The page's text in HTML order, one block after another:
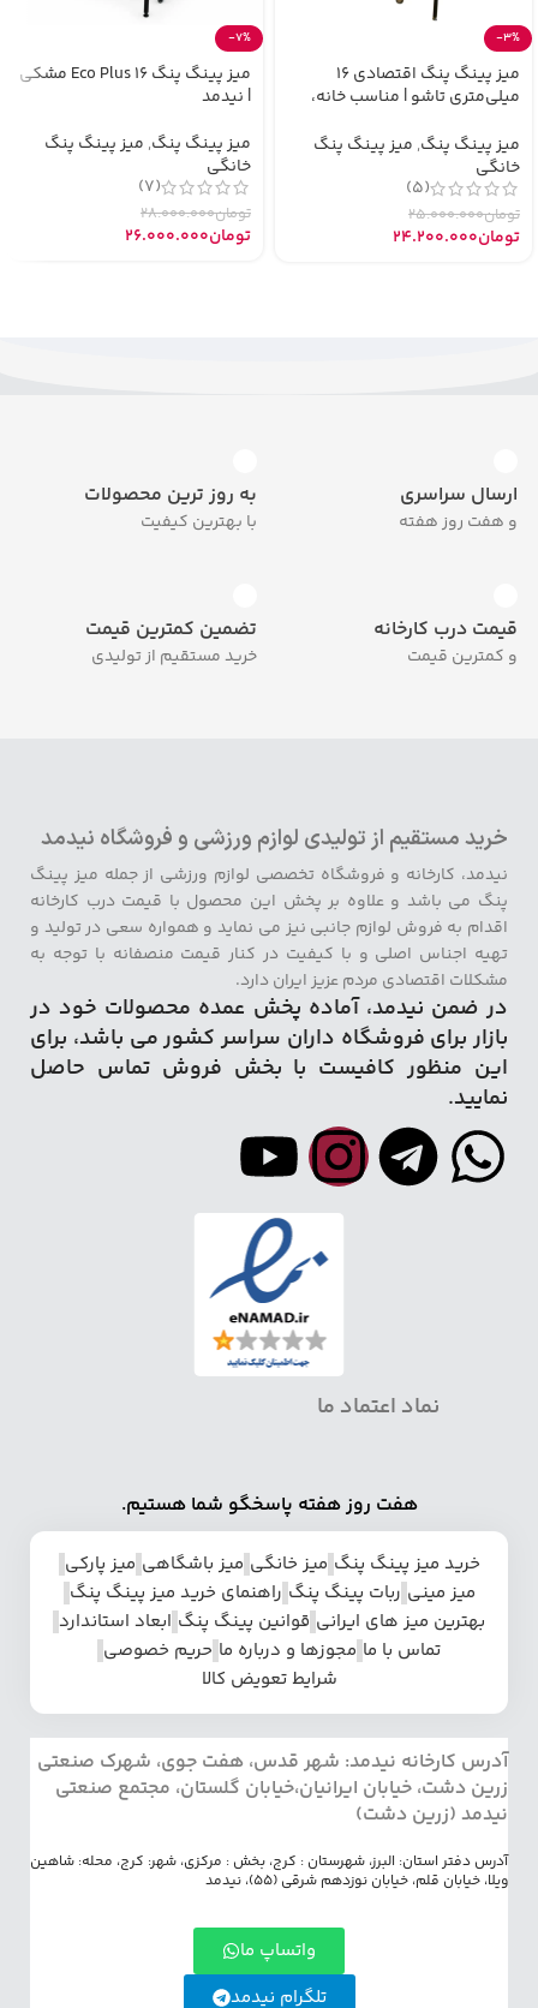
-3%
میز پینگ پنگ اقتصادی 16
میلی‌متری تاشو | مناسب خانه،
میز پینگ پنگ, میز پینگ پنگ
خانگی
(5)
تومان25.000.000
تومان24.200.000
-7%
میز پینگ پنگ Eco Plus 16 مشکی
| نیدمد
میز پینگ پنگ, میز پینگ پنگ
خانگی
(7)
تومان28.000.000
تومان26.000.000
ارسال سراسری
و هفت روز هفته
به روز ترین محصولات
با بهترین کیفیت
قیمت درب کارخانه
و کمترین قیمت
تضمین کمترین قیمت
خرید مستقیم از تولیدی
خرید مستقیم از تولیدی لوازم ورزشی و فروشگاه نیدمد
نیدمد، کارخانه و فروشگاه تخصصی لوازم ورزشی از جمله میز پینگ
پنگ می باشد و علاوه بر پخش این محصول با قیمت درب کارخانه
اقدام به فروش لوازم جانبی نیز می نماید و همواره سعی در تولید و
تهیه اجناس اصلی و با کیفیت در کنار قیمت منصفانه با توجه به
مشکلات اقتصادی مردم عزیز ایران دارد.
در ضمن نیدمد، آماده پخش عمده محصولات خود در
بازار برای فروشگاه داران سراسر کشور می باشد، برای
این منظور کافیست با بخش فروش تماس حاصل
نمایید.
نماد اعتماد ما
هفت روز هفته پاسخگو شما هستیم.
خرید میز پینگ پنگ میز خانگی میز باشگاهی میز پارکی
میز مینی ربات پینگ پنگ راهنمای خرید میز پینگ پنگ
بهترین میز های ایرانی قوانین پینگ پنگ ابعاد استاندارد
تماس با ما مجوزها و درباره ما حریم خصوصی
شرایط تعویض کالا
آدرس کارخانه نیدمد: شهر قدس، هفت جوی، شهرک صنعتی
زرین دشت، خیابان ایرانیان،خیابان گلستان، مجتمع صنعتی
نیدمد (زرین دشت)
آدرس دفتر استان: البرز، شهرستان : کرج، بخش : مرکزی، شهر: کرج، محله: شاهین
ویلا، خیابان قلم، خیابان نوزدهم شرقی (55)، نیدمد
واتساپ ما
تلگرام نیدمد